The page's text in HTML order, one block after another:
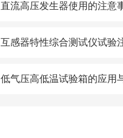
互感器特性综合测试仪试验